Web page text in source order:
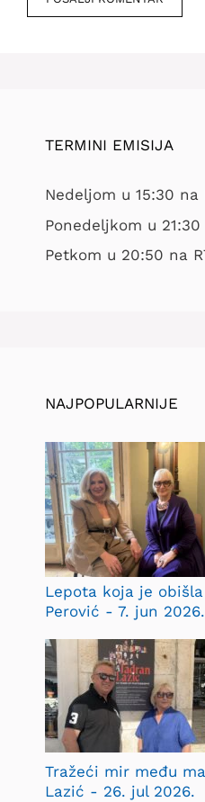
TERMINI EMISIJA
Nedeljom u 15:30 na
Ponedeljkom u 21:30
Petkom u 20:50 na
NAJPOPULARNIJE
Lepota koja je
Perović - 7. jun 2026.
Tražeći mir među
Lazić - 26. jul 2026.